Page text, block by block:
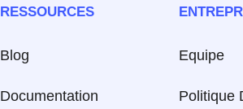
RESSOURCES
Blog
Documentation
Equipe
Politique